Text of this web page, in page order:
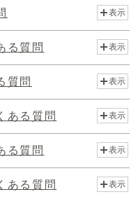
表示
る質問 表示
質問 表示
ある質問 表示
る質問 表示
ある質問 表示